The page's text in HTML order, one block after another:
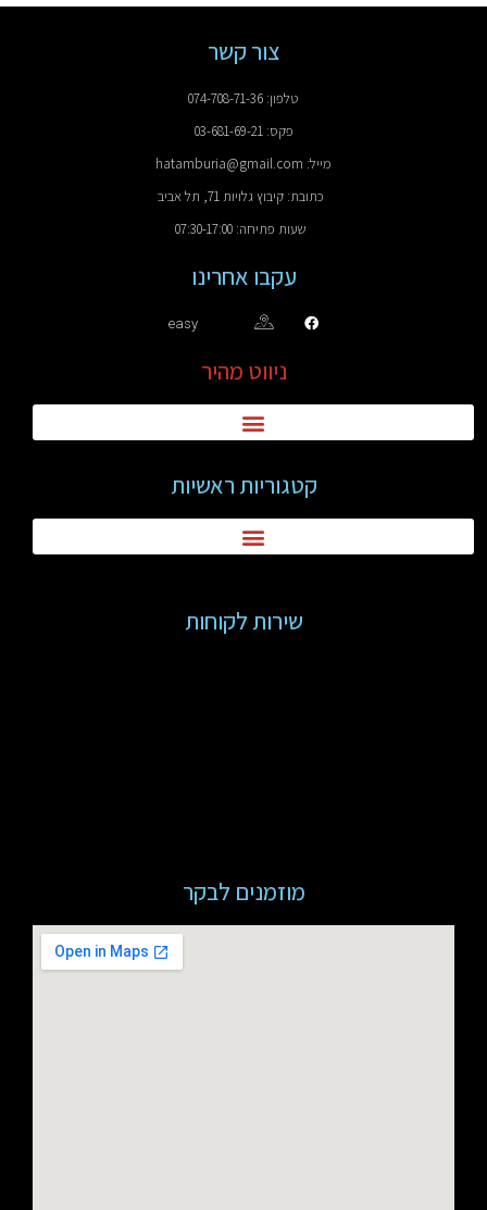
צור קשר
טלפון: 074-708-71-36
פקס: 03-681-69-21
מייל: hatamburia@gmail.com
כתובת: קיבוץ גלויות 71, תל אביב
שעות פתיחה: 07:30-17:00
עקבו אחרינו
easy
ניווט מהיר
קטגוריות ראשיות
שירות לקוחות
מוזמנים לבקר